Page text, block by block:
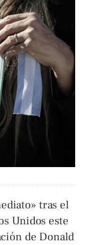
tras el
Unidos este
de Donald